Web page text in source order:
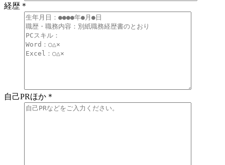
経歴 ＊
自己PRほか ＊